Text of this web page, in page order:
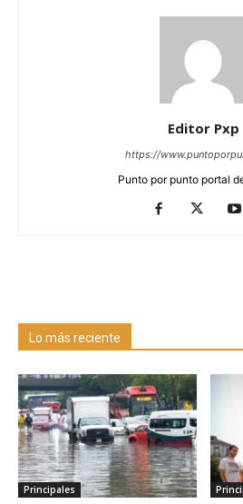
Editor Pxp
https://
Punto por punto portal
Lo más reciente
Principales